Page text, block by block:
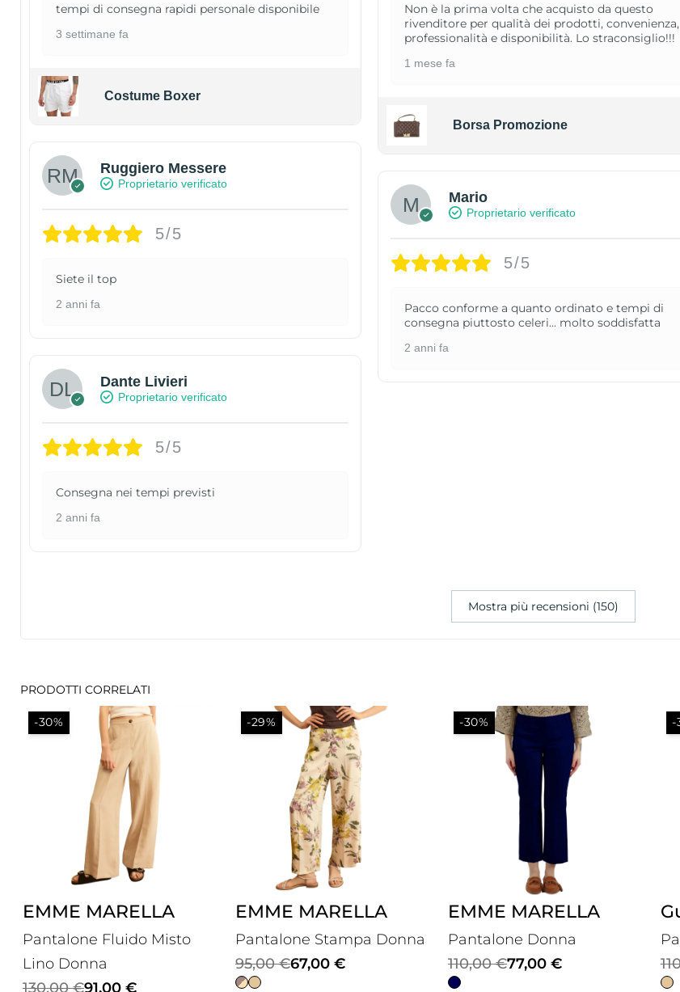
tempi di consegna rapidi personale disponibile
3 settimane fa
Costume Boxer
Ruggiero Messere
Proprietario verificato
5/5
Siete il top
2 anni fa
Dante Livieri
Proprietario verificato
5/5
Consegna nei tempi previsti
2 anni fa
Non è la prima volta che acquisto da questo
rivenditore per qualità dei prodotti, convenienza,
professionalità e disponibilità. Lo straconsiglio!!!
1 mese fa
Borsa Promozione
Mario
Proprietario verificato
5/5
Pacco conforme a quanto ordinato e tempi di
consegna piuttosto celeri... molto soddisfatta
2 anni fa
Mostra più recensioni (150)
PRODOTTI CORRELATI
-30%
EMME MARELLA
Pantalone Fluido Misto
Lino Donna
130,00€
Il 91,00 €
Il
-29%
EMME MARELLA
Pantalone Stampa Donna
95,00€
Il
prezzo
67,00 €
Il
prezzo
-30%
EMME MARELLA
Pantalone Donna
110,00€
Il
prezzo
77,00 €
Il
prezzo
-
Il
Il